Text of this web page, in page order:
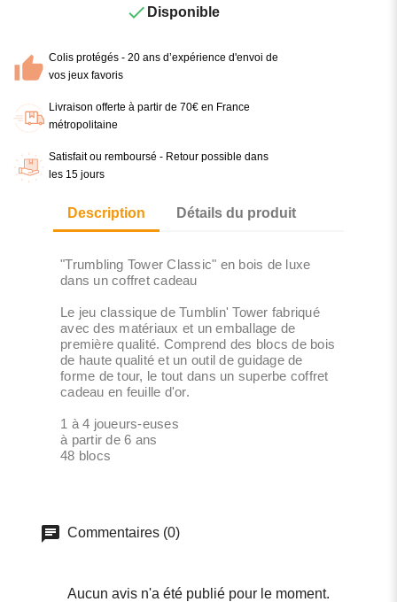
 Disponible
Colis protégés - 20 ans d’expérience d'envoi de
vos jeux favoris
Livraison offerte à partir de 70€ en France
métropolitaine
Satisfait ou remboursé - Retour possible dans
les 15 jours
Description Détails du produit
"Trumbling Tower Classic" en bois de luxe
dans un coffret cadeau
Le jeu classique de Tumblin' Tower fabriqué
avec des matériaux et un emballage de
première qualité. Comprend des blocs de bois
de haute qualité et un outil de guidage de
forme de tour, le tout dans un superbe coffret
cadeau en feuille d'or.
1 à 4 joueurs-euses
à partir de 6 ans
48 blocs
Commentaires (0)
Aucun avis n'a été publié pour le moment.